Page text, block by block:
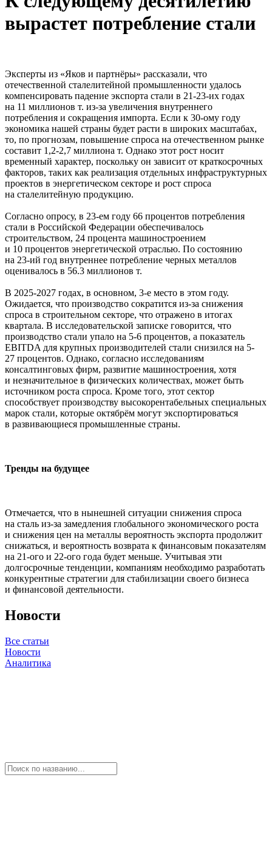
вырастет потребление стали
Эксперты из «Яков и партнёры» рассказали, что
отечественной сталелитейной промышленности удалось
компенсировать падение экспорта стали в 21-23-их годах
на 11 миллионов т. из-за увеличения внутреннего
потребления и сокращения импорта. Если к 30-ому году
экономика нашей страны будет расти в широких масштабах,
то, по прогнозам, повышение спроса на отечественном рынке
составит 1,2-2,7 миллиона т. Однако этот рост носит
временный характер, поскольку он зависит от краткосрочных
факторов, таких как реализация отдельных инфраструктурных
проектов в энергетическом секторе и рост спроса
на сталелитейную продукцию.
Согласно опросу, в 23-ем году 66 процентов потребления
стали в Российской Федерации обеспечивалось
строительством, 24 процента машиностроением
и 10 процентов энергетической отраслью. По состоянию
на 23-ий год внутреннее потребление черных металлов
оценивалось в 56.3 миллионов т.
В 2025-2027 годах, в основном, 3-е место в этом году.
Ожидается, что производство сократится из-за снижения
спроса в строительном секторе, что отражено в итогах
квартала. В исследовательской записке говорится, что
производство стали упало на 5-6 процентов, а показатель
EBITDA для крупных производителей стали снизился на 5-
27 процентов. Однако, согласно исследованиям
консалтинговых фирм, развитие машиностроения, хотя
и незначительное в физических количествах, может быть
источником роста спроса. Кроме того, этот сектор
способствует производству высокорентабельных специальных
марок стали, которые октябрём могут экспортироваться
в развивающиеся промышленные страны.
Тренды на будущее
Отмечается, что в нынешней ситуации снижения спроса
на сталь из-за замедления глобального экономического роста
и снижения цен на металлы вероятность экспорта продолжит
снижаться, и вероятность возврата к финансовым показателям
на 21-ого и 22-ого года будет меньше. Учитывая эти
долгосрочные тенденции, компаниям необходимо разработать
конкурентные стратегии для стабилизации своего бизнеса
и финансовой деятельности.
Новости
Все статьи
Новости
Аналитика